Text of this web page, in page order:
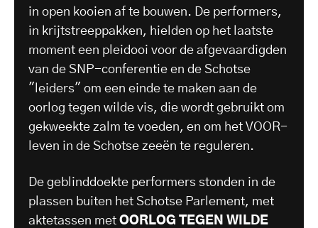
in open kooien af te bouwen. De performers,
in krijtstreeppakken, hielden op het laatste
moment een pleidooi voor de afgevaardigden
van de SNP-conferentie en de Schotse
"leiders" om een einde te maken aan de
oorlog tegen wilde vis, die wordt gebruikt om
gekweekte zalm te voeden, en om het VOOR-
leven in de Schotse zeeën te reguleren.
De geblinddoekte performers stonden in de
plassen buiten het Schotse Parlement, met
aktetassen met OORLOG TEGEN WILDE